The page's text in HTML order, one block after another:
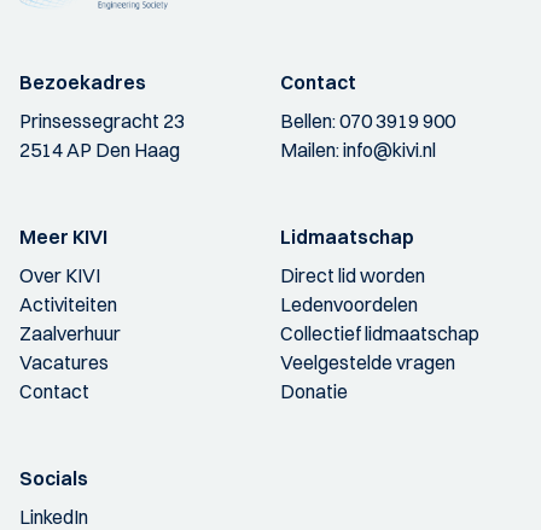
Bezoekadres
Prinsessegracht 23
2514 AP Den Haag
Contact
Bellen:070 3919 900
Mailen:info@kivi.nl
Meer KIVI
Over KIVI
Activiteiten
Zaalverhuur
Vacatures
Contact
Lidmaatschap
Direct lid worden
Ledenvoordelen
Collectief lidmaatschap
Veelgestelde vragen
Donatie
Socials
LinkedIn